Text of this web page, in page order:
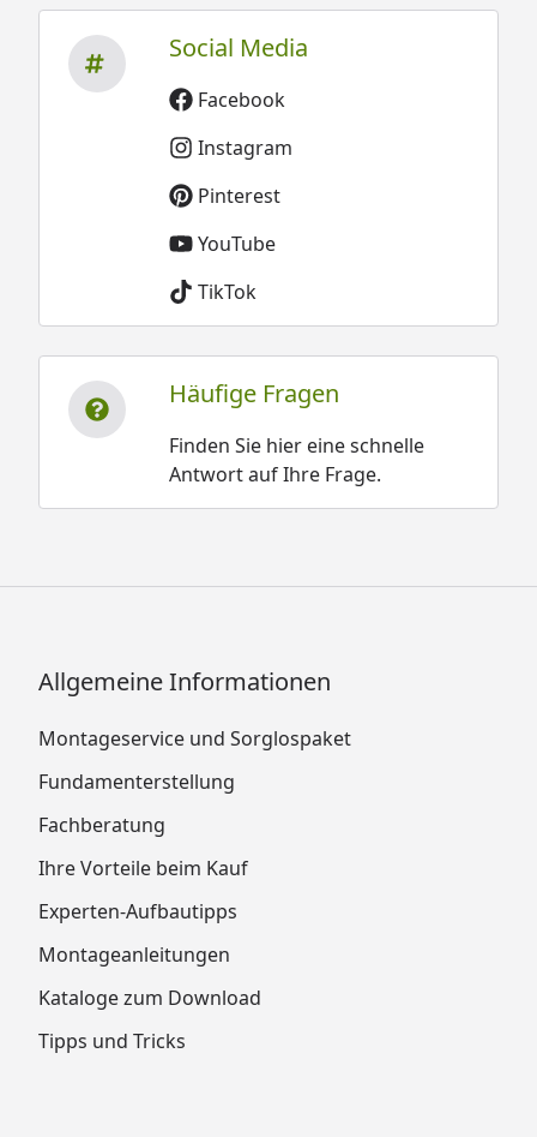
Social Media
Facebook
Instagram
Pinterest
YouTube
TikTok
Häufige Fragen
Finden Sie hier eine schnelle
Antwort auf Ihre Frage.
Allgemeine Informationen
Montageservice und Sorglospaket
Fundamenterstellung
Fachberatung
Ihre Vorteile beim Kauf
Experten-Aufbautipps
Montageanleitungen
Kataloge zum Download
Tipps und Tricks